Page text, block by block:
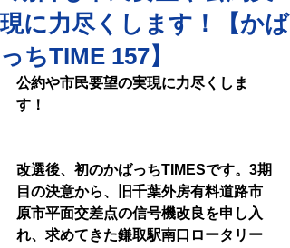
現に力尽くします！【かば
っちTIME 157】
公約や市民要望の実現に力尽くしま
す！
改選後、初のかばっちTIMESです。3期
目の決意から、旧千葉外房有料道路市
原市平面交差点の信号機改良を申し入
れ、求めてきた鎌取駅南口ロータリー